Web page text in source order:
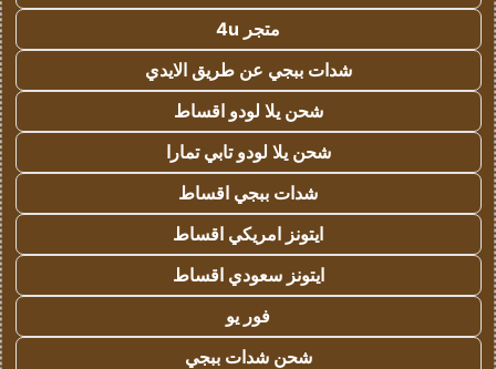
متجر 4u
شدات ببجي عن طريق الايدي
شحن يلا لودو اقساط
شحن يلا لودو تابي تمارا
شدات ببجي اقساط
ايتونز امريكي اقساط
ايتونز سعودي اقساط
فور يو
شحن شدات ببجي